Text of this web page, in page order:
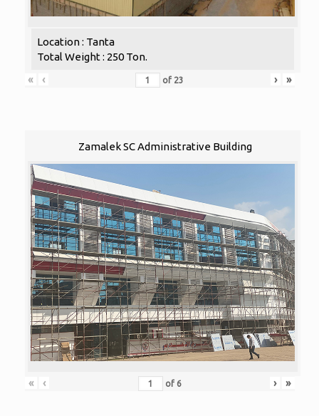
Location : Tanta
Total Weight : 250 Ton.
«
‹ of 23 › »
Zamalek SC Administrative Building
« ‹ of 6 › »